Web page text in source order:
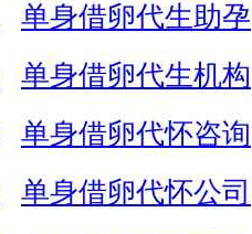
单身借卵代生助孕
单身借卵代生机构
单身借卵代怀咨询
单身借卵代怀公司